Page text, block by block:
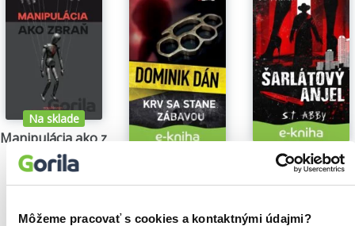
Môžeme pracovať s cookies a kontaktnými údajmi?
Na sklade
Manipulácia ako zbraň
Tomáš Vepi
15,79€ Šarlátový anjel
S.T. Abby
5,84€